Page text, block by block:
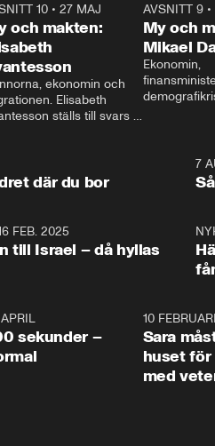
10 •27 MAJ
och makten:
ekonomin och
Elisabeth
ställs till svars
AVSNITT 9•
My och
Mikael
Ekonomin,
och Makten.
1:06
där du bor
7
FEB. 2025
till Israel – då hyllas
sekunder –
10 FEBRUARI
Sara
huset för
med